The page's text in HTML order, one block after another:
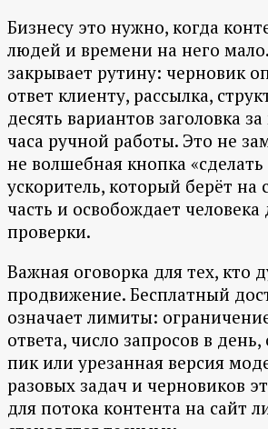
Бизнесу это нужно, когда
людей и времени на него
закрывает рутину: черновик
ответ клиенту, рассылка,
десять вариантов заголовка
часа ручной работы. Это не
не волшебная кнопка «сделать
ускоритель, который берёт на
часть и освобождает
проверки.
Важная оговорка для тех, кто
продвижение. Бесплатный
означает лимиты:
ответа, число запросов в
пик или урезанная версия
разовых задач и черновиков
для потока контента на сайт